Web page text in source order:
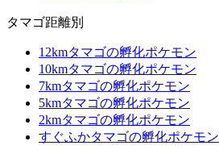
タマゴ距離別
12kmタマゴの孵化ポケモン
10kmタマゴの孵化ポケモン
7kmタマゴの孵化ポケモン
5kmタマゴの孵化ポケモン
2kmタマゴの孵化ポケモン
すぐふかタマゴの孵化ポケモン